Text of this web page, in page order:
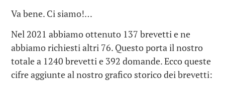
Va bene. Ci siamo!…
Nel 2021 abbiamo ottenuto 137 brevetti e ne
abbiamo richiesti altri 76. Questo porta il nostro
totale a 1240 brevetti e 392 domande. Ecco queste
cifre aggiunte al nostro grafico storico dei brevetti: